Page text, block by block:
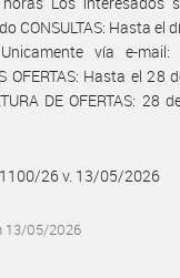
CONSULTAS: Hasta el
vía e-mail:
OFERTAS: Hasta el
DE OFERTAS: 28
26 v. 13/05/2026
13/05/2026